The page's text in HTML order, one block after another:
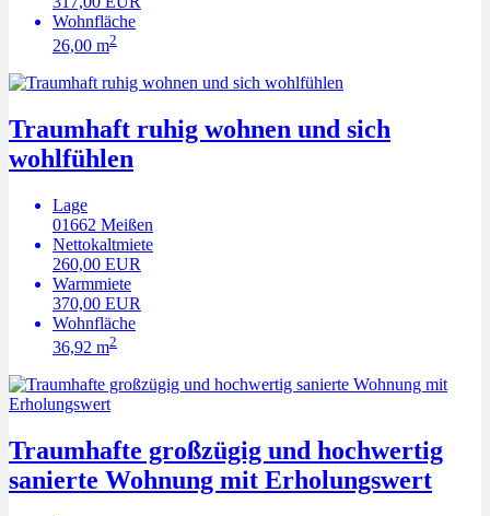
Wohnfläche
26,00 m2
Traumhaft ruhig wohnen und sich
wohlfühlen
Lage
01662 Meißen
Nettokaltmiete
260,00 EUR
Warmmiete
370,00 EUR
Wohnfläche
36,92 m2
Traumhafte großzügig und hochwertig
sanierte Wohnung mit Erholungswert